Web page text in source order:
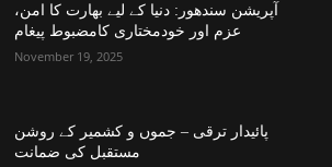
آپریشن سندھور: دنیا کے لیے بھارت کا امن،
عزم اور خودمختاری کامضبوط پیغام
November 19, 2025
پائیدار ترقی – جموں و کشمیر کے روشن
مستقبل کی ضمانت